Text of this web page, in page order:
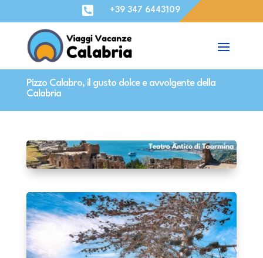
 +39 347 6443109
Pizzo Calabro, il gusto dolce e avvolgente della
Calabria